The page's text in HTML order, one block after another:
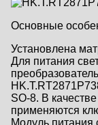
Основные
Установлена
Для питания
SO-8. В
применяются
Модуль